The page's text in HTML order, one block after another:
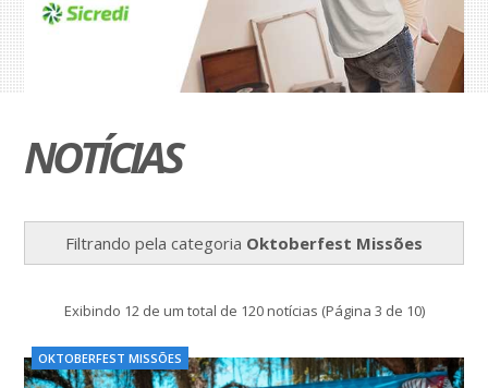
NOTÍCIAS
Filtrando pela categoria Oktoberfest Missões
Exibindo 12 de um total de 120 notícias (Página 3 de 10)
OKTOBERFEST MISSÕES